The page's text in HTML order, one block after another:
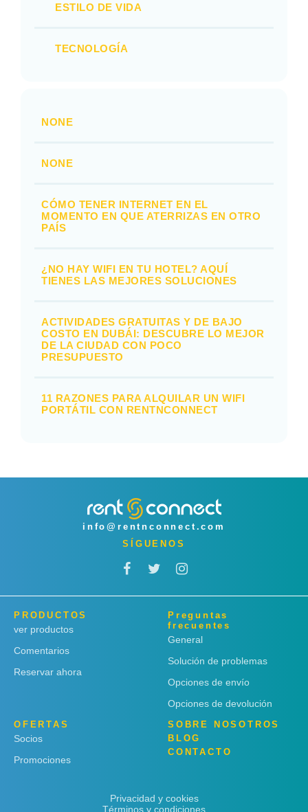
ESTILO DE VIDA
TECNOLOGÍA
NONE
NONE
CÓMO TENER INTERNET EN EL
MOMENTO EN QUE ATERRIZAS EN OTRO
PAÍS
¿NO HAY WIFI EN TU HOTEL? AQUÍ
TIENES LAS MEJORES SOLUCIONES
ACTIVIDADES GRATUITAS Y DE BAJO
COSTO EN DUBÁI: DESCUBRE LO MEJOR
DE LA CIUDAD CON POCO
PRESUPUESTO
11 RAZONES PARA ALQUILAR UN WIFI
PORTÁTIL CON RENTNCONNECT
info@rentnconnect.com
SÍGUENOS
PRODUCTOS
ver productos
Comentarios
Reservar ahora
Preguntas
frecuentes
General
Solución de problemas
Opciones de envío
Opciones de devolución
OFERTAS
Socios
Promociones
SOBRE NOSOTROS
BLOG
CONTACTO
Privacidad y cookies
Términos y condiciones